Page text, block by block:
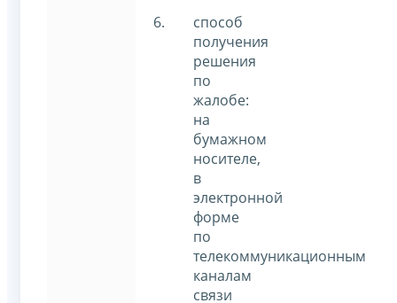
способ
получения
решения
по
жалобе:
на
бумажном
носителе,
в
электронной
форме
по
телекоммуникационным
каналам
связи